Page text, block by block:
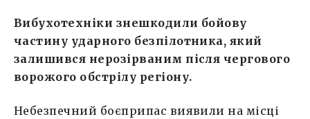
Вибухотехніки знешкодили бойову
частину ударного безпілотника, який
залишився нерозірваним після чергового
ворожого обстрілу регіону.
Небезпечний боєприпас виявили на місці